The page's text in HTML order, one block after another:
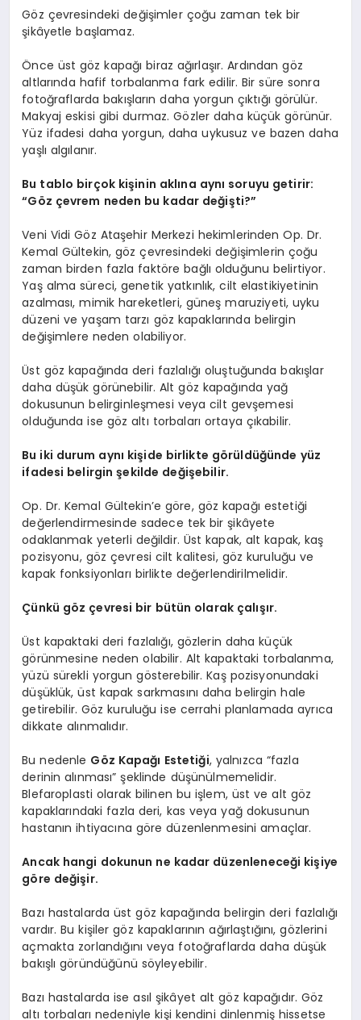
Göz çevresindeki değişimler çoğu zaman tek bir
şikâyetle başlamaz.
Önce üst göz kapağı biraz ağırlaşır. Ardından göz
altlarında hafif torbalanma fark edilir. Bir süre sonra
fotoğraflarda bakışların daha yorgun çıktığı görülür.
Makyaj eskisi gibi durmaz. Gözler daha küçük görünür.
Yüz ifadesi daha yorgun, daha uykusuz ve bazen daha
yaşlı algılanır.
Bu tablo birçok kişinin aklına aynı soruyu getirir:
“Göz çevrem neden bu kadar değişti?”
Veni Vidi Göz Ataşehir Merkezi hekimlerinden Op. Dr.
Kemal Gültekin, göz çevresindeki değişimlerin çoğu
zaman birden fazla faktöre bağlı olduğunu belirtiyor.
Yaş alma süreci, genetik yatkınlık, cilt elastikiyetinin
azalması, mimik hareketleri, güneş maruziyeti, uyku
düzeni ve yaşam tarzı göz kapaklarında belirgin
değişimlere neden olabiliyor.
Üst göz kapağında deri fazlalığı oluştuğunda bakışlar
daha düşük görünebilir. Alt göz kapağında yağ
dokusunun belirginleşmesi veya cilt gevşemesi
olduğunda ise göz altı torbaları ortaya çıkabilir.
Bu iki durum aynı kişide birlikte görüldüğünde yüz
ifadesi belirgin şekilde değişebilir.
Op. Dr. Kemal Gültekin’e göre, göz kapağı estetiği
değerlendirmesinde sadece tek bir şikâyete
odaklanmak yeterli değildir. Üst kapak, alt kapak, kaş
pozisyonu, göz çevresi cilt kalitesi, göz kuruluğu ve
kapak fonksiyonları birlikte değerlendirilmelidir.
Çünkü göz çevresi bir bütün olarak çalışır.
Üst kapaktaki deri fazlalığı, gözlerin daha küçük
görünmesine neden olabilir. Alt kapaktaki torbalanma,
yüzü sürekli yorgun gösterebilir. Kaş pozisyonundaki
düşüklük, üst kapak sarkmasını daha belirgin hale
getirebilir. Göz kuruluğu ise cerrahi planlamada ayrıca
dikkate alınmalıdır.
Bu nedenle Göz Kapağı Estetiği, yalnızca “fazla
derinin alınması” şeklinde düşünülmemelidir.
Blefaroplasti olarak bilinen bu işlem, üst ve alt göz
kapaklarındaki fazla deri, kas veya yağ dokusunun
hastanın ihtiyacına göre düzenlenmesini amaçlar.
Ancak hangi dokunun ne kadar düzenleneceği kişiye
göre değişir.
Bazı hastalarda üst göz kapağında belirgin deri fazlalığı
vardır. Bu kişiler göz kapaklarının ağırlaştığını, gözlerini
açmakta zorlandığını veya fotoğraflarda daha düşük
bakışlı göründüğünü söyleyebilir.
Bazı hastalarda ise asıl şikâyet alt göz kapağıdır. Göz
altı torbaları nedeniyle kişi kendini dinlenmiş hissetse